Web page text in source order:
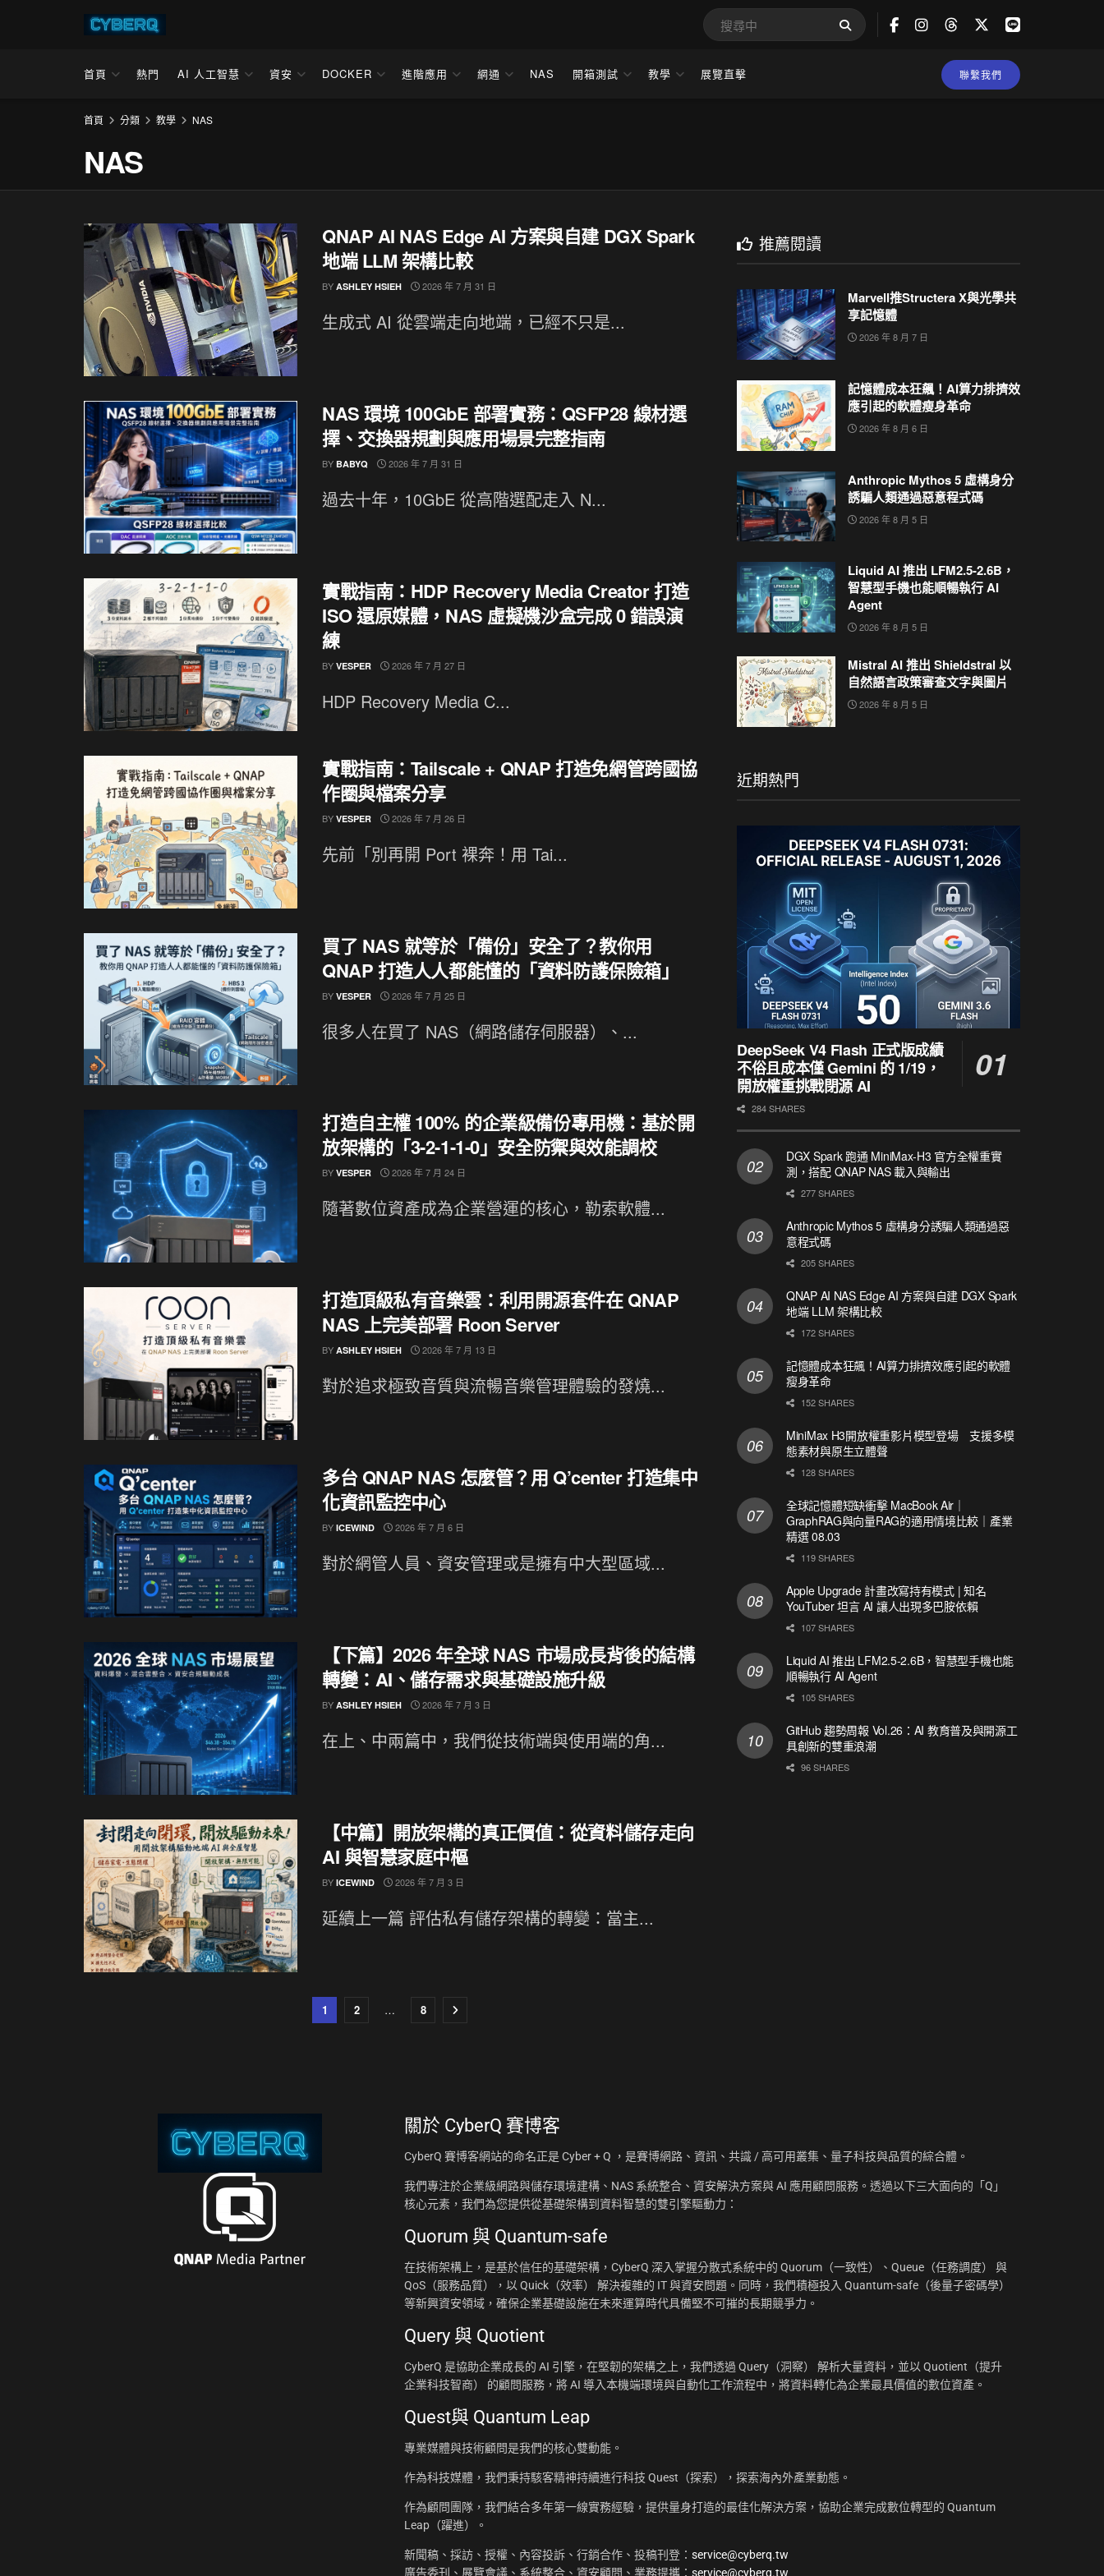
首頁 熱門 AI 人工智慧 資安 DOCKER 進階應用 網通 NAS 開箱測試 教學 展覽直擊 聯繫我們
首頁 分類 教學 NAS
NAS
QNAP AI NAS Edge AI 方案與自建 DGX Spark
地端 LLM 架構比較
BY ASHLEY HSIEH 2026 年 7 月 31 日
生成式 AI 從雲端走向地端，已經不只是...
NAS 環境 100GbE 部署實務：QSFP28 線材選
擇、交換器規劃與應用場景完整指南
BY BABYQ 2026 年 7 月 31 日
過去十年，10GbE 從高階選配走入 N...
實戰指南：HDP Recovery Media Creator 打造
ISO 還原媒體，NAS 虛擬機沙盒完成 0 錯誤演
練
BY VESPER 2026 年 7 月 27 日
HDP Recovery Media C...
實戰指南：Tailscale + QNAP 打造免網管跨國協
作圈與檔案分享
BY VESPER 2026 年 7 月 26 日
先前「別再開 Port 裸奔！用 Tai...
買了 NAS 就等於「備份」安全了？教你用
QNAP 打造人人都能懂的「資料防護保險箱」
BY VESPER 2026 年 7 月 25 日
很多人在買了 NAS（網路儲存伺服器）、...
打造自主權 100% 的企業級備份專用機：基於開
放架構的「3-2-1-1-0」安全防禦與效能調校
BY VESPER 2026 年 7 月 24 日
隨著數位資產成為企業營運的核心，勒索軟體...
打造頂級私有音樂雲：利用開源套件在 QNAP
NAS 上完美部署 Roon Server
BY ASHLEY HSIEH 2026 年 7 月 13 日
對於追求極致音質與流暢音樂管理體驗的發燒...
多台 QNAP NAS 怎麼管？用 Q’center 打造集中
化資訊監控中心
BY ICEWIND 2026 年 7 月 6 日
對於網管人員、資安管理或是擁有中大型區域...
【下篇】2026 年全球 NAS 市場成長背後的結構
轉變：AI、儲存需求與基礎設施升級
BY ASHLEY HSIEH 2026 年 7 月 3 日
在上、中兩篇中，我們從技術端與使用端的角...
【中篇】開放架構的真正價值：從資料儲存走向
AI 與智慧家庭中樞
BY ICEWIND 2026 年 7 月 3 日
延續上一篇 評估私有儲存架構的轉變：當主...
1 2 … 8
推薦閱讀
Marvell推Structera X與光學共
享記憶體
2026 年 8 月 7 日
記憶體成本狂飆！AI算力排擠效
應引起的軟體瘦身革命
2026 年 8 月 6 日
Anthropic Mythos 5 虛構身分
誘騙人類通過惡意程式碼
2026 年 8 月 5 日
Liquid AI 推出 LFM2.5-2.6B，
智慧型手機也能順暢執行 AI
Agent
2026 年 8 月 5 日
Mistral AI 推出 Shieldstral 以
自然語言政策審查文字與圖片
2026 年 8 月 5 日
近期熱門
DeepSeek V4 Flash 正式版成績
不俗且成本僅 Gemini 的 1/19，
開放權重挑戰閉源 AI
284 SHARES
DGX Spark 跑通 MiniMax-H3 官方全權重實
測，搭配 QNAP NAS 載入與輸出
277 SHARES
Anthropic Mythos 5 虛構身分誘騙人類通過惡
意程式碼
205 SHARES
QNAP AI NAS Edge AI 方案與自建 DGX Spark
地端 LLM 架構比較
172 SHARES
記憶體成本狂飆！AI算力排擠效應引起的軟體
瘦身革命
152 SHARES
MiniMax H3開放權重影片模型登場 支援多模
態素材與原生立體聲
128 SHARES
全球記憶體短缺衝擊 MacBook Air｜
GraphRAG與向量RAG的適用情境比較｜產業
精選 08.03
119 SHARES
Apple Upgrade 計畫改寫持有模式 | 知名
YouTuber 坦言 AI 讓人出現多巴胺依賴
107 SHARES
Liquid AI 推出 LFM2.5-2.6B，智慧型手機也能
順暢執行 AI Agent
105 SHARES
GitHub 趨勢周報 Vol.26：AI 教育普及與開源工
具創新的雙重浪潮
96 SHARES
關於 CyberQ 賽博客
CyberQ 賽博客網站的命名正是 Cyber + Q ，是賽博網路、資訊、共識 / 高可用叢集、量子科技與品質的綜合體。
我們專注於企業級網路與儲存環境建構、NAS 系統整合、資安解決方案與 AI 應用顧問服務。透過以下三大面向的「Q」
核心元素，我們為您提供從基礎架構到資料智慧的雙引擎驅動力：
Quorum 與 Quantum-safe
在技術架構上，是基於信任的基礎架構，CyberQ 深入掌握分散式系統中的 Quorum（一致性）、Queue（任務調度） 與
QoS（服務品質），以 Quick（效率） 解決複雜的 IT 與資安問題。同時，我們積極投入 Quantum-safe（後量子密碼學）
等新興資安領域，確保企業基礎設施在未來運算時代具備堅不可摧的長期競爭力。
Query 與 Quotient
CyberQ 是協助企業成長的 AI 引擎，在堅韌的架構之上，我們透過 Query（洞察） 解析大量資料，並以 Quotient（提升
企業科技智商） 的顧問服務，將 AI 導入本機端環境與自動化工作流程中，將資料轉化為企業最具價值的數位資產。
Quest與 Quantum Leap
專業媒體與技術顧問是我們的核心雙動能。
作為科技媒體，我們秉持駭客精神持續進行科技 Quest（探索），探索海內外產業動態。
作為顧問團隊，我們結合多年第一線實務經驗，提供量身打造的最佳化解決方案，協助企業完成數位轉型的 Quantum
Leap（躍進）。
新聞稿、採訪、授權、內容投訴、行銷合作、投稿刊登： service@cyberq.tw
廣告委刊、展覽會議、系統整合、資安顧問、業務提攜： service@cyberq.tw